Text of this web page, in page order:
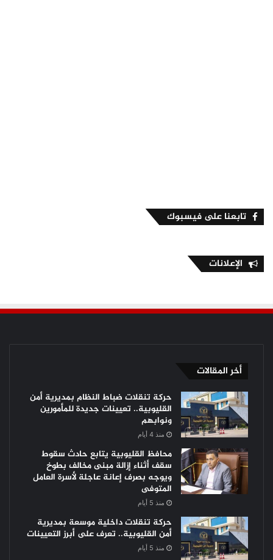
تابعنا على فيسبوك
الإعلانات
أخر المقالات
حركة تنقلات ضباط النظام بمديرية أمن
القليوبية.. تعيينات جديدة للمأمورين
ونوابهم
منذ 4 أيام
محافظ القليوبية يتابع حادث سقوط
سقف أثناء إزالة مبنى مخالف بطوخ
ويوجه بصرف إعانة عاجلة لأسرة العامل
المتوفى
منذ 5 أيام
حركة تنقلات داخلية موسعة بمديرية
أمن القليوبية.. تعرف على أبرز التعيينات
منذ 5 أيام